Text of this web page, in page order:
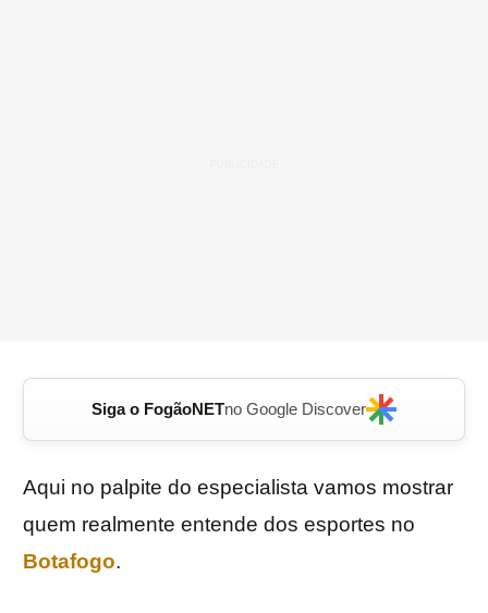
Siga o FogãoNETno Google Discover
Aqui no palpite do especialista vamos mostrar
quem realmente entende dos esportes no
Botafogo.